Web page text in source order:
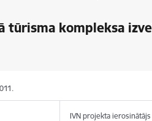
tūrisma kompleksa
IVN projekta ierosinātājs